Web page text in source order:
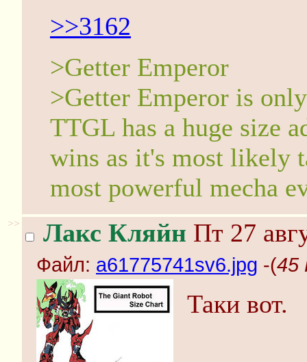
>>3162
>Getter Emperor
>Getter Emperor is
TTGL has a huge size
wins as it's most likely
most powerful mecha
>> Лакс Кляйн Пт 27
Файл: a61775741sv6.jpg -(45
Таки вот.